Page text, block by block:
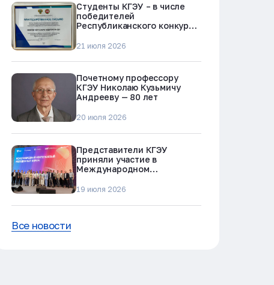
Студенты КГЭУ – в числе
победителей
Республиканского конкурса
наркотиков и телефонного
21 июля 2026
Почетному профессору
КГЭУ Николаю Кузьмичу
Андрееву — 80 лет
20 июля 2026
Представители КГЭУ
приняли участие в
Международном
форуме в Альметьевске
19 июля 2026
Все новости